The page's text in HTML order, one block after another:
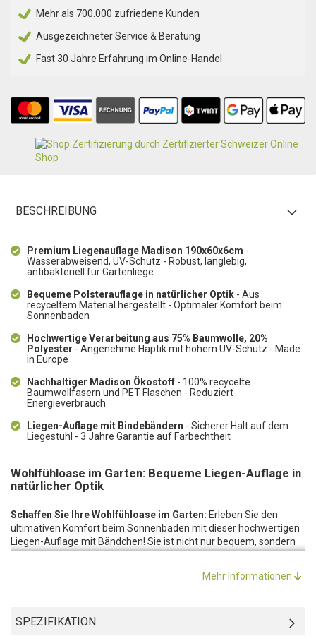
Mehr als 700.000 zufriedene Kunden
Ausgezeichneter Service & Beratung
Fast 30 Jahre Erfahrung im Online-Handel
BESCHREIBUNG
Premium Liegenauflage Madison 190x60x6cm -
Wasserabweisend, UV-Schutz - Robust, langlebig,
antibakteriell für Gartenliege
Bequeme Polsterauflage in natürlicher Optik - Aus
recyceltem Material hergestellt - Optimaler Komfort beim
Sonnenbaden
Hochwertige Verarbeitung aus 75% Baumwolle, 20%
Polyester - Angenehme Haptik mit hohem UV-Schutz - Made
in Europe
Nachhaltiger Madison Ökostoff - 100% recycelte
Baumwollfasern und PET-Flaschen - Reduziert
Energieverbrauch
Liegen-Auflage mit Bindebändern - Sicherer Halt auf dem
Liegestuhl - 3 Jahre Garantie auf Farbechtheit
Wohlfühloase im Garten: Bequeme Liegen-Auflage in
natürlicher Optik
Schaffen Sie Ihre Wohlfühloase im Garten: Erleben Sie den
ultimativen Komfort beim Sonnenbaden mit dieser hochwertigen
Liegen-Auflage mit Bändchen! Sie ist nicht nur bequem, sondern
macht das Entspannen im Freien zu einem wahren Vergnügen.
äusserst haltbaren, recycelten und hervorragenden Material-
Kombination - 75% Baumwolle, 20% Polyester und 5% anderes
Mehr Informationen
SPEZIFIKATION